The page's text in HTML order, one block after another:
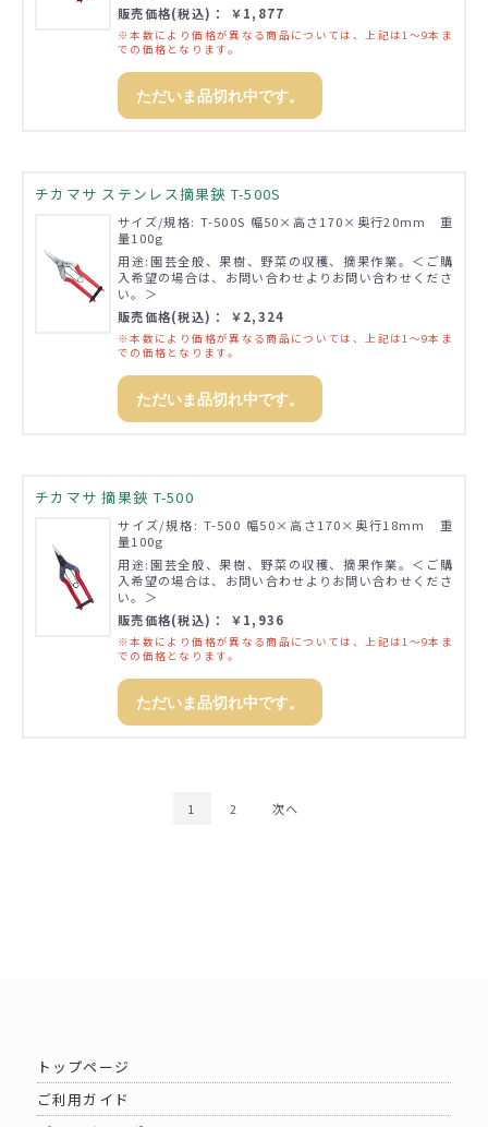
販売価格(税込)： ￥1,877
※本数により価格が異なる商品については、上記は1～9本ま
での価格となります。
ただいま品切れ中です。
チカマサ ステンレス摘果鋏 T-500S
サイズ/規格: T-500S 幅50×高さ170×奥行20mm 重
量100g
用途:園芸全般、果樹、野菜の収穫、摘果作業。＜ご購
入希望の場合は、お問い合わせよりお問い合わせくださ
い。＞
販売価格(税込)： ￥2,324
※本数により価格が異なる商品については、上記は1～9本ま
での価格となります。
ただいま品切れ中です。
チカマサ 摘果鋏 T-500
サイズ/規格: T-500 幅50×高さ170×奥行18mm 重
量100g
用途:園芸全般、果樹、野菜の収穫、摘果作業。＜ご購
入希望の場合は、お問い合わせよりお問い合わせくださ
い。＞
販売価格(税込)： ￥1,936
※本数により価格が異なる商品については、上記は1～9本ま
での価格となります。
ただいま品切れ中です。
1 2 次へ
トップページ
ご利用ガイド